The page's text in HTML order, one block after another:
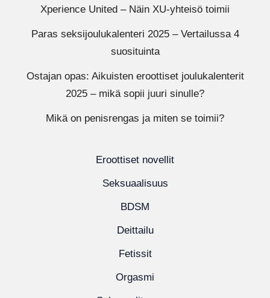
Xperience United – Näin XU-yhteisö toimii
Paras seksijoulukalenteri 2025 – Vertailussa 4
suosituinta
Ostajan opas: Aikuisten eroottiset joulukalenterit
2025 – mikä sopii juuri sinulle?
Mikä on penisrengas ja miten se toimii?
Eroottiset novellit
Seksuaalisuus
BDSM
Deittailu
Fetissit
Orgasmi